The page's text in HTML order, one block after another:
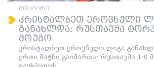
მთავარი
კრისტალბეთ ეროვნული
განახლდა: რუსთავმა
მოუგო
კრისტალბეთ ეროვნული ლიგა
ერთი მატჩი გაიმართა: რუსთავმა 1:0